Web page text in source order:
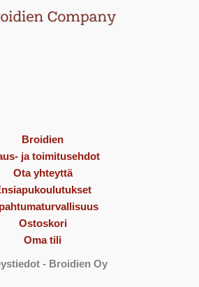
Broidien
ja toimitusehdot
Ota yhteyttä
Ostoskori
Oma tili
- Broidien Oy